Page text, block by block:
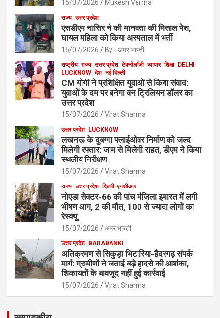
15/07/2026 Mukesh Verma
राज्य उत्तर प्रदेश
एसडीएम नासिर ने की मानवता की मिसाल पेश,
घायल महिला को किया अस्पताल में भर्ती
15/07/2026 By - अमर भारती
राष्ट्रीय राज्य उत्तर प्रदेश टेक्नोलॉजी व्यापार शिक्षा
DELHI
LUCKNOW देश नई दिल्ली
CM योगी ने प्रशिक्षित युवाओं से किया संवाद:
युवाओं के दम पर बनेगा वन ट्रिलियन डॉलर का
उत्तर प्रदेश
15/07/2026 Virat Sharma
उत्तर प्रदेश LUCKNOW
लखनऊ के दुबग्गा फ्लाईओवर निर्माण को जल्द
मिलेगी रफ्तार: जाम से मिलेगी राहत, डीएम ने किया
स्थलीय निरीक्षण
15/07/2026 Virat Sharma
राज्य उत्तर प्रदेश दिल्ली-एनसीआर
नोएडा सेक्टर-66 की पांच मंजिला इमारत में लगी
भीषण आग, 2 की मौत, 100 से ज्यादा लोगों का
रेस्क्यू
15/07/2026 अमर भारती
उत्तर प्रदेश BARABANKI
अतिक्रमण से सिकुड़ा भिटारिया-हैदरगढ़ संपर्क
मार्ग: ग्रामीणों ने जताई बड़े हादसे की आशंका,
शिकायतों के बावजूद नहीं हुई कार्रवाई
15/07/2026 Virat Sharma